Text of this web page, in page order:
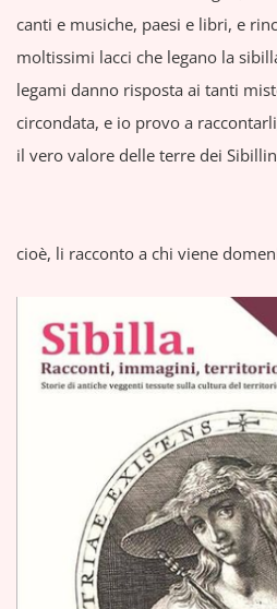
canti e musiche, paesi e libri, e
moltissimi lacci che legano la
legami danno risposta ai tanti
circondata, e io provo a
il vero valore delle terre dei
cioè, li racconto a chi viene